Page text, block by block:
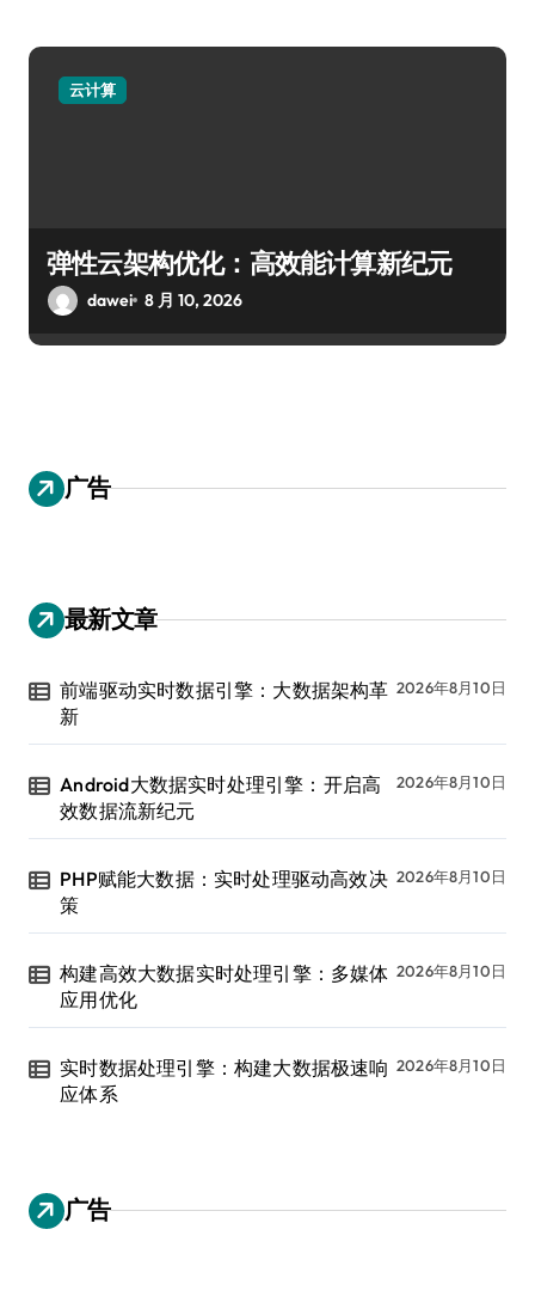
云计算
弹性云架构优化：高效能计算新纪元
dawei 8 月 10, 2026
广告
最新文章
前端驱动实时数据引擎：大数据架构革
新
2026年8月10日
Android大数据实时处理引擎：开启高
效数据流新纪元
2026年8月10日
PHP赋能大数据：实时处理驱动高效决
策
2026年8月10日
构建高效大数据实时处理引擎：多媒体
应用优化
2026年8月10日
实时数据处理引擎：构建大数据极速响
应体系
2026年8月10日
广告